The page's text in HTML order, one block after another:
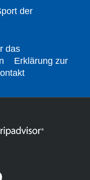
der
das
Erklärung zur